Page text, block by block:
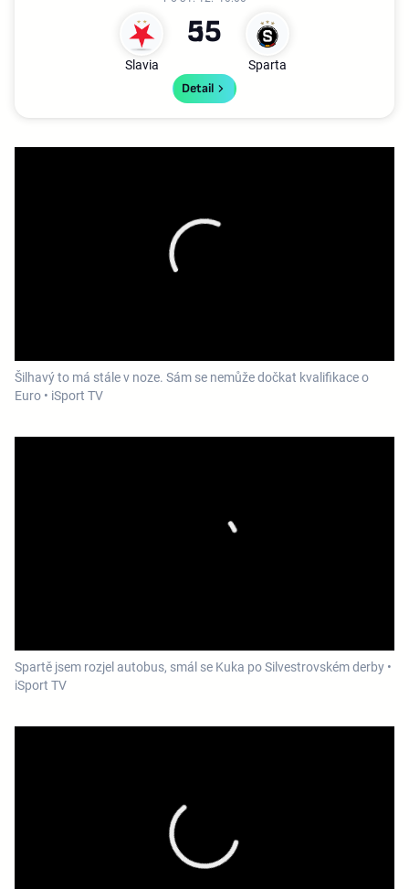
Slavia
5
Sparta
5
Detail
Šilhavý to má stále v noze. Sám se nemůže dočkat kvalifikace o
Euro • iSport TV
Spartě jsem rozjel autobus, smál se Kuka po Silvestrovském derby •
iSport TV